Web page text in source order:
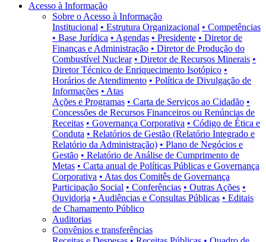
Acesso à Informação
Sobre o Acesso à Informação
Institucional • Estrutura Organizacional • Competências
• Base Jurídica • Agendas • Presidente • Diretor de
Finanças e Administração • Diretor de Produção do
Combustível Nuclear • Diretor de Recursos Minerais •
Diretor Técnico de Enriquecimento Isotópico •
Horários de Atendimento • Política de Divulgação de
Informações • Atas
Ações e Programas • Carta de Serviços ao Cidadão •
Concessões de Recursos Financeiros ou Renúncias de
Receitas • Governança Corporativa • Código de Ética e
Conduta • Relatórios de Gestão (Relatório Integrado e
Relatório da Administração) • Plano de Negócios e
Gestão • Relatório de Análise de Cumprimento de
Metas • Carta anual de Políticas Públicas e Governança
Corporativa • Atas dos Comitês de Governança
Participação Social • Conferências • Outras Ações •
Ouvidoria • Audiências e Consultas Públicas • Editais
de Chamamento Público
Auditorias
Convênios e transferências